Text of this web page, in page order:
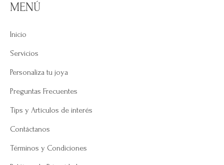
MENÚ
Inicio
Servicios
Personaliza tu joya
Preguntas Frecuentes
Tips y Artículos de interés
Contáctanos
Términos y Condiciones